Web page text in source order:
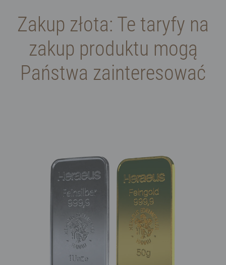
Zakup złota: Te taryfy na
zakup produktu mogą
Państwa zainteresować